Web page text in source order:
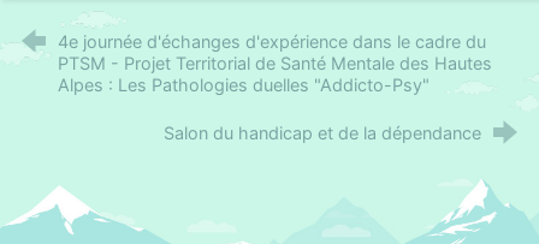
4e journée d'échanges d'expérience dans le cadre du
PTSM - Projet Territorial de Santé Mentale des Hautes
Alpes : Les Pathologies duelles "Addicto-Psy"
Salon du handicap et de la dépendance